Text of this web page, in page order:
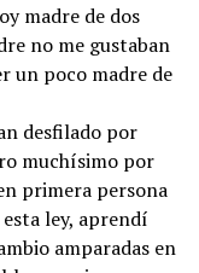
madre de dos
no me gustaban
un poco madre de
desfilado por
muchísimo por
primera persona
ley, aprendí
amparadas en